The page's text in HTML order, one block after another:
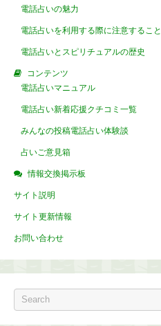
電話占いの魅力
電話占いを利用する際に注意すること
電話占いとスピリチュアルの歴史
コンテンツ
電話占いマニュアル
電話占い新着応援クチコミ一覧
みんなの投稿電話占い体験談
占いご意見箱
情報交換掲示板
サイト説明
サイト更新情報
お問い合わせ